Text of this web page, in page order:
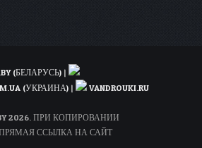
(БЕЛАРУСЬ) |
(УКРАИНА) |
VANDROUKI.RU
2026. ПРИ КОПИРОВАНИИ
ССЫЛКА НА САЙТ